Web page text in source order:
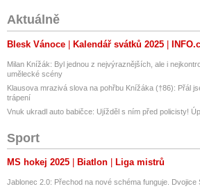
Aktuálně
Blesk Vánoce Kalendář svátků 2025
Milan Knížák: Byl jednou z nejvýraznějších, ale i
umělecké scény
Klausova mrazivá slova na pohřbu Knížáka (†86): Přál
trápení
Vnuk ukradl auto babičce: Ujížděl s ním před policisty!
Sport
MS hokej 2025 Biatlon Liga mistrů
Jablonec 2.0: Přechod na nové schéma funguje.